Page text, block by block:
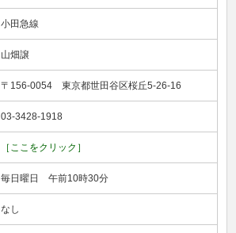
小田急線
山畑譲
〒156-0054 東京都世田谷区桜丘5-26-16
03-3428-1918
［ここをクリック］
毎日曜日 午前10時30分
なし